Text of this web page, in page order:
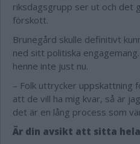
riksdagsgrupp ser ut och det
förskott.
Brunegård skulle definitivt
ned sitt politiska
henne inte just nu.
– Folk uttrycker uppskattning
att de vill ha mig kvar, så är
det är en lång process som
Är din avsikt att sitta